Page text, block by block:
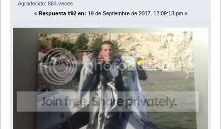
Agradecido: 864 veces
« Respuesta #92 en: 19 de Septiembre de 2017, 12:09:13 pm »